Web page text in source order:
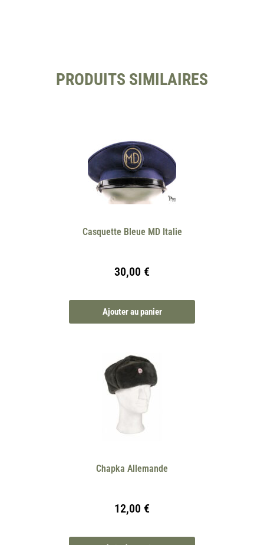
PRODUITS SIMILAIRES
Casquette Bleue MD Italie
30,00 €
Ajouter au panier
Chapka Allemande
12,00 €